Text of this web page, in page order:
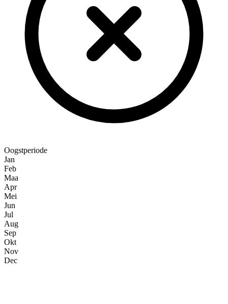
Oogstperiode
Jan
Feb
Maa
Apr
Mei
Jun
Jul
Aug
Sep
Okt
Nov
Dec